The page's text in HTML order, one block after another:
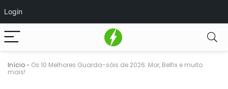
Login
Início » Os 10 Melhores Guarda-sóis de 2026: Mor, Belfix e muito
mais!